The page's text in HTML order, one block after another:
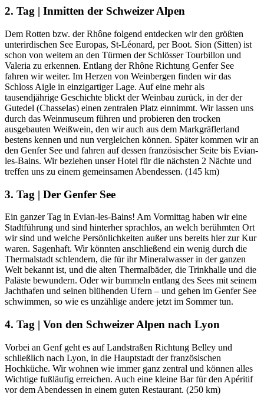
2. Tag | Inmitten der Schweizer Alpen
Dem Rotten bzw. der Rhône folgend entdecken wir den größten
unterirdischen See Europas, St-Léonard, per Boot. Sion (Sitten) ist
schon von weitem an den Türmen der Schlösser Tourbillon und
Valeria zu erkennen. Entlang der Rhône Richtung Genfer See
fahren wir weiter. Im Herzen von Weinbergen finden wir das
Schloss Aigle in einzigartiger Lage. Auf eine mehr als
tausendjährige Geschichte blickt der Weinbau zurück, in der der
Gutedel (Chasselas) einen zentralen Platz einnimmt. Wir lassen uns
durch das Weinmuseum führen und probieren den trocken
ausgebauten Weißwein, den wir auch aus dem Markgräflerland
bestens kennen und nun vergleichen können. Später kommen wir an
den Genfer See und fahren auf dessen französischer Seite bis Evian-
les-Bains. Wir beziehen unser Hotel für die nächsten 2 Nächte und
treffen uns zu einem gemeinsamen Abendessen. (145 km)
3. Tag | Der Genfer See
Ein ganzer Tag in Evian-les-Bains! Am Vormittag haben wir eine
Stadtführung und sind hinterher sprachlos, an welch berühmten Ort
wir sind und welche Persönlichkeiten außer uns bereits hier zur Kur
waren. Sagenhaft. Wir könnten anschließend ein wenig durch die
Thermalstadt schlendern, die für ihr Mineralwasser in der ganzen
Welt bekannt ist, und die alten Thermalbäder, die Trinkhalle und die
Paläste bewundern. Oder wir bummeln entlang des Sees mit seinem
Jachthafen und seinen blühenden Ufern – und gehen im Genfer See
schwimmen, so wie es unzählige andere jetzt im Sommer tun.
4. Tag | Von den Schweizer Alpen nach Lyon
Vorbei an Genf geht es auf Landstraßen Richtung Belley und
schließlich nach Lyon, in die Hauptstadt der französischen
Hochküche. Wir wohnen wie immer ganz zentral und können alles
Wichtige fußläufig erreichen. Auch eine kleine Bar für den Apéritif
vor dem Abendessen in einem guten Restaurant. (250 km)